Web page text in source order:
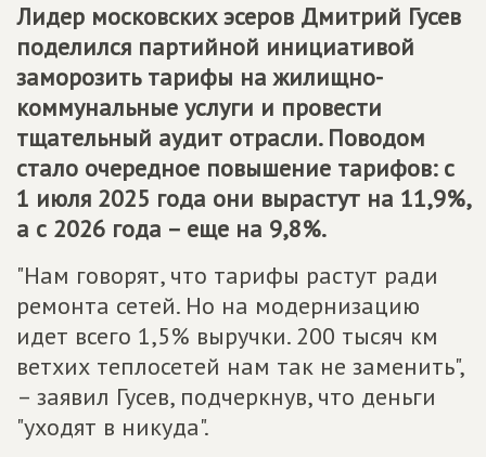
Лидер московских эсеров Дмитрий Гусев
поделился партийной инициативой
заморозить тарифы на жилищно-
коммунальные услуги и провести
тщательный аудит отрасли. Поводом
стало очередное повышение тарифов: с
1 июля 2025 года они вырастут на 11,9%,
а с 2026 года – еще на 9,8%.
"Нам говорят, что тарифы растут ради
ремонта сетей. Но на модернизацию
идет всего 1,5% выручки. 200 тысяч км
ветхих теплосетей нам так не заменить",
– заявил Гусев, подчеркнув, что деньги
"уходят в никуда".